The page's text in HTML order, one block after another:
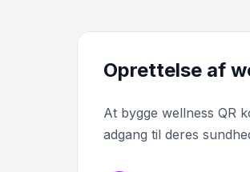
Oprettelse af
At bygge wellness QR
adgang til deres